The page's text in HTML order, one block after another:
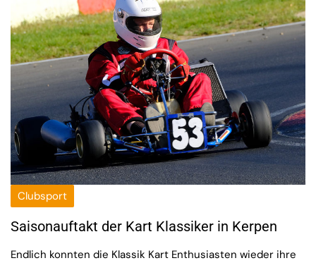
Clubsport
Saisonauftakt der Kart Klassiker in Kerpen
Endlich konnten die Klassik Kart Enthusiasten wieder ihre